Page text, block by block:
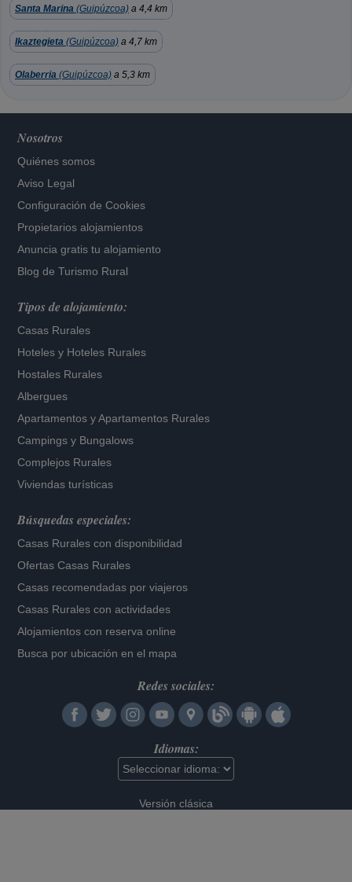
Santa Marina (Guipúzcoa) a 4,4 km
Ikaztegieta (Guipúzcoa) a 4,7 km
Olaberria (Guipúzcoa) a 5,3 km
Nosotros
Quiénes somos
Aviso Legal
Configuración de Cookies
Propietarios alojamientos
Anuncia gratis tu alojamiento
Blog de Turismo Rural
Tipos de alojamiento:
Casas Rurales
Hoteles y Hoteles Rurales
Hostales Rurales
Albergues
Apartamentos yApartamentos Rurales
Campings y Bungalows
Complejos Rurales
Viviendas turísticas
Búsquedas especiales:
Casas Rurales con disponibilidad
Ofertas Casas Rurales
Casas recomendadas por viajeros
Casas Rurales con actividades
Alojamientos con reserva online
Busca por ubicación en el mapa
Redes sociales:
Idiomas:
Versión clásica